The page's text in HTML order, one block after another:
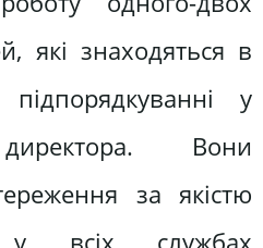
які знаходяться в
підпорядкуванні у
Вони
за якістю